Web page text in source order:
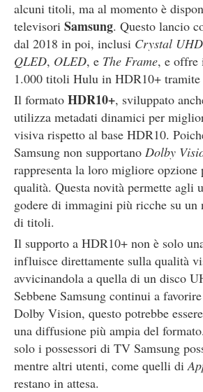
alcuni titoli, ma al momento è
televisori Samsung. Questo lancio
dal 2018 in poi, inclusi Crystal UHD
QLED, OLED, e The Frame, e offre
1.000 titoli Hulu in HDR10+ tramite
Il formato HDR10+, sviluppato
utilizza metadati dinamici per
visiva rispetto al base HDR10.
Samsung non supportano Dolby
rappresenta la loro migliore
qualità. Questa novità permette agli
godere di immagini più ricche su un
di titoli.
Il supporto a HDR10+ non è solo
influisce direttamente sulla qualità
avvicinandola a quella di un disco
Sebbene Samsung continui a
Dolby Vision, questo potrebbe
una diffusione più ampia del
solo i possessori di TV Samsung
mentre altri utenti, come quelli di
restano in attesa.